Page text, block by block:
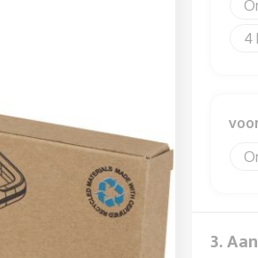
4
3.